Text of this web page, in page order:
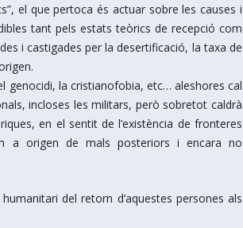
el que pertoca és actuar sobre les causes i
tant pels estats teòrics de recepció com
i castigades per la desertificació, la taxa de
genocidi, la cristianofobia, etc… aleshores cal
incloses les militars, però sobretot caldrà
en el sentit de l’existència de fronteres
a origen de mals posteriors i encara no
del retorn d’aquestes persones als